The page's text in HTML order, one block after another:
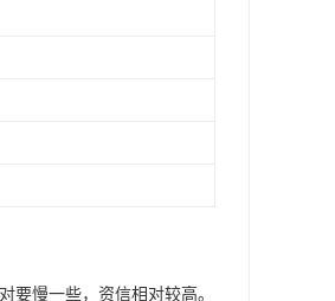
要慢一些，资信相对较高。